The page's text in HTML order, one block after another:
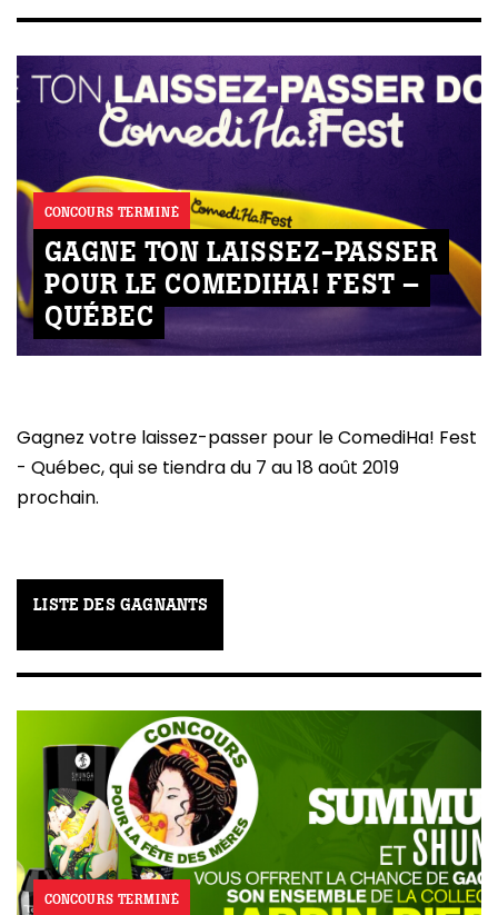
CONCOURS TERMINÉ
GAGNE TON LAISSEZ-PASSER
POUR LE COMEDIHA! FEST –
QUÉBEC
Gagnez votre laissez-passer pour le ComediHa! Fest
- Québec, qui se tiendra du 7 au 18 août 2019
prochain.
LISTE DES GAGNANTS
CONCOURS TERMINÉ